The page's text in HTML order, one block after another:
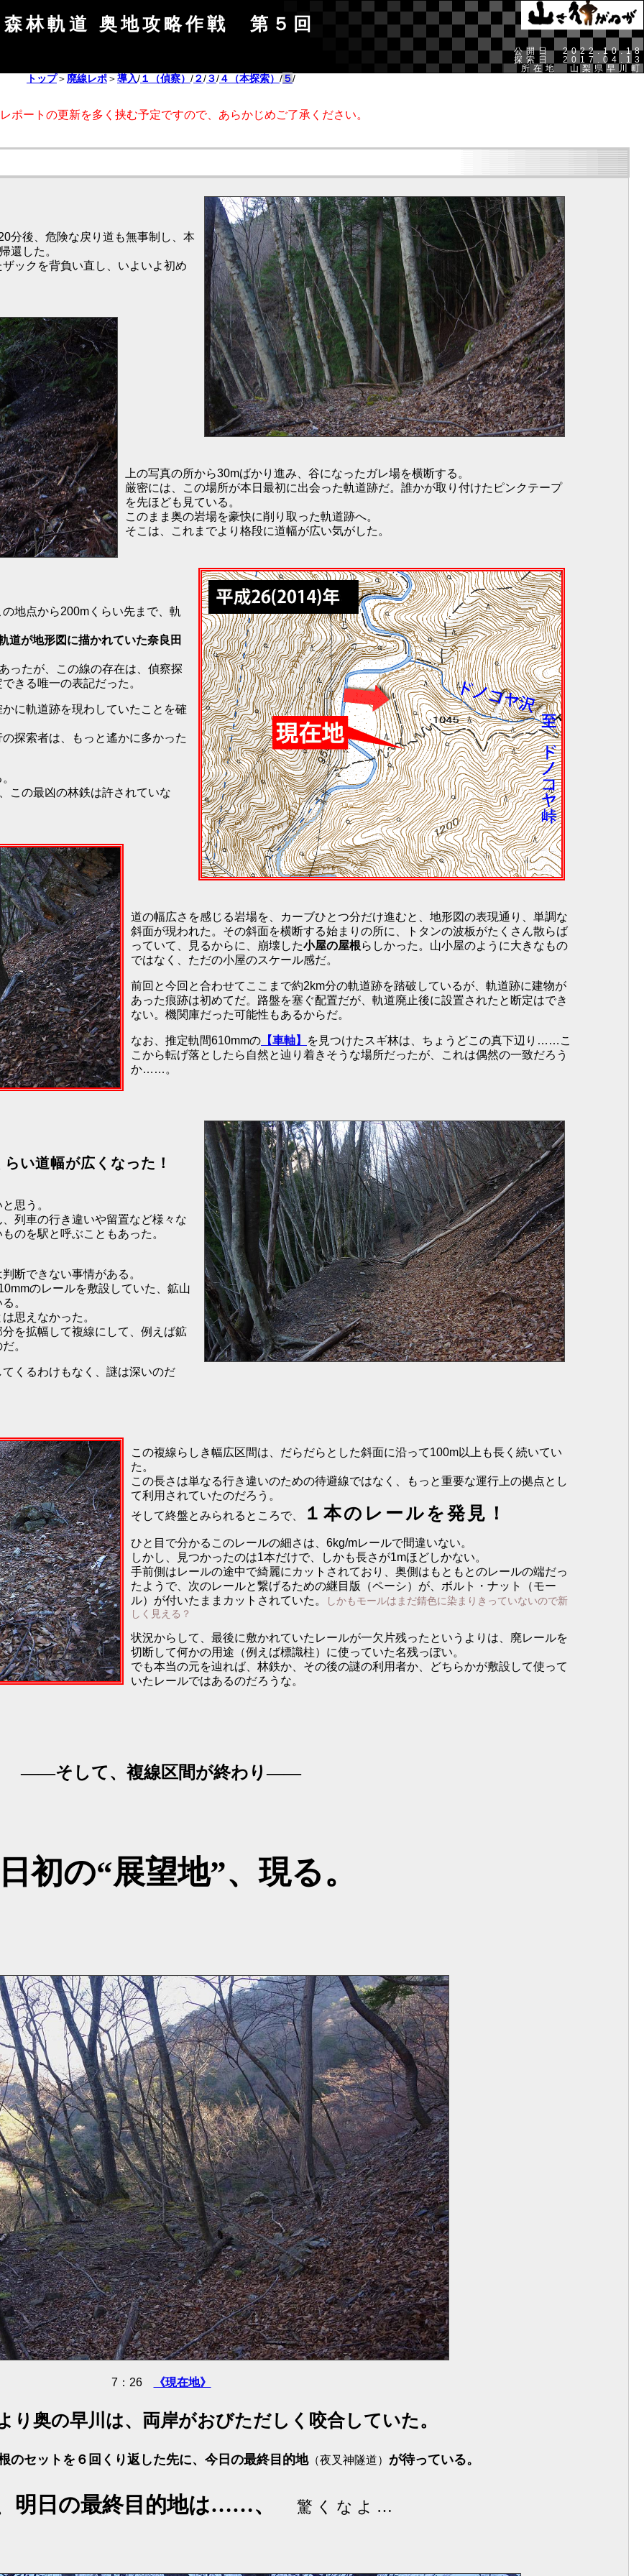
林軌道 奥地攻略作戦 第５回
公開日 2022.10.18
探索日 2017.04.13
所在地 山梨県早川町
トップ＞ 廃線レポ＞導入/１（偵察） /２/３/４（本探索） /５/
トの更新を多く挟む予定ですので、あらかじめご了承ください。
分後、危険な戻り道も無事制し、本
還した。
ックを背負い直し、いよいよ初め
上の写真の所から30mばかり進み、谷になったガレ場を横断する。
厳密には、この場所が本日最初に出会った軌道跡だ。誰かが取り付けたピンクテープ
を先ほども見ている。
このまま奥の岩場を豪快に削り取った軌道跡へ。
そこは、これまでより格段に道幅が広い気がした。
地点から200mくらい先まで、軌
道が地形図に描かれていた奈良田
ったが、この線の存在は、偵察探
きる唯一の表記だった。
に軌道跡を現わしていたことを確
探索者は、もっと遙かに多かった
この最凶の林鉄は許されていな
道の幅広さを感じる岩場を、カーブひとつ分だけ進むと、地形図の表現通り、単調な
斜面が現われた。その斜面を横断する始まりの所に、トタンの波板がたくさん散らば
っていて、見るからに、崩壊した小屋の屋根らしかった。山小屋のように大きなもの
ではなく、ただの小屋のスケール感だ。
前回と今回と合わせてここまで約2km分の軌道跡を踏破しているが、軌道跡に建物が
あった痕跡は初めてだ。路盤を塞ぐ配置だが、軌道廃止後に設置されたと断定はでき
ない。機関庫だった可能性もあるからだ。
なお、推定軌間610mmの 【車軸】
を見つけたスギ林は、ちょうどこの真下辺り……こ
こから転げ落としたら自然と辿り着きそうな場所だったが、これは偶然の一致だろう
か……。
い道幅が広くなった！
思う。
列車の行き違いや留置など様々な
のを駅と呼ぶこともあった。
断できない事情がある。
のレールを敷設していた、鉱山
。
思えなかった。
を拡幅して複線にして、例えば鉱
。
くるわけもなく、謎は深いのだ
この複線らしき幅広区間は、だらだらとした斜面に沿って100m以上も長く続いてい
た。
この長さは単なる行き違いのための待避線ではなく、もっと重要な運行上の拠点とし
て利用されていたのだろう。
そして終盤とみられるところで、
１本のレールを発見！
ひと目で分かるこのレールの細さは、6kg/mレールで間違いない。
しかし、見つかったのは1本だけで、しかも長さが1mほどしかない。
手前側はレールの途中で綺麗にカットされており、奥側はもともとのレールの端だっ
たようで、次のレールと繋げるための継目版（ペーシ）が、ボルト・ナット（モー
ル）が付いたままカットされていた。
しかもモールはまだ錆色に染まりきっていないので新
しく見える？
状況からして、最後に敷かれていたレールが一欠片残ったというよりは、廃レールを
切断して何かの用途（例えば標識柱）に使っていた名残っぽい。
でも本当の元を辿れば、林鉄か、その後の謎の利用者か、どちらかが敷設して使って
いたレールではあるのだろうな。
――そして、複線区間が終わり――
初の“展望地”、現る。
7：26 《現在地》
り奥の早川は、両岸がおびただしく咬合していた。
のセットを６回くり返した先に、今日の最終目的地（夜叉神隧道） が待っている。
明日の最終目的地は……、 驚くなよ…